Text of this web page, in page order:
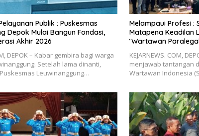
Publik : Puskesmas
Depok Mulai Bangun Fondasi,
Akhir 2026
DEPOK – Kabar gembira bagi warga
Setelah lama dinanti,
Leuwinanggung…
Melampaui Profesi :
Matapena Keadilan
‘Wartawan
KEJARNEWS. COM,
menjawab tantangan
Wartawan Indonesia